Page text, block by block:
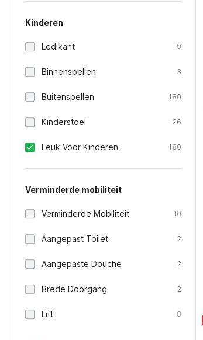
Kinderen
Ledikant 9
Binnenspellen 3
Buitenspellen 180
Kinderstoel 26
Leuk Voor Kinderen 180
Verminderde mobiliteit
Verminderde Mobiliteit 10
Aangepast Toilet 2
Aangepaste Douche 2
Brede Doorgang 2
Lift 8